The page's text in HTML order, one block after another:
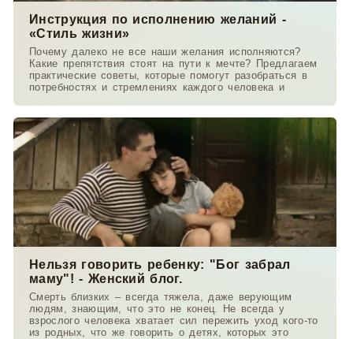
Инструкция по исполнению желаний -
«Стиль жизни»
Почему далеко не все наши желания исполняются?
Какие препятствия стоят на пути к мечте? Предлагаем
практические советы, которые помогут разобраться в
потребностях и стремлениях каждого человека и
Нельзя говорить ребенку: "Бог забрал
маму"! - Женский блог.
Смерть близких – всегда тяжела, даже верующим
людям, знающим, что это не конец. Не всегда у
взрослого человека хватает сил пережить уход кого-то
из родных, что же говорить о детях, которых это